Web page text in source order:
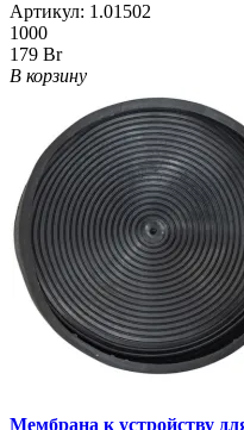
Артикул: 1.01502
1000
179 Br
В корзину
Мембрана к устройству